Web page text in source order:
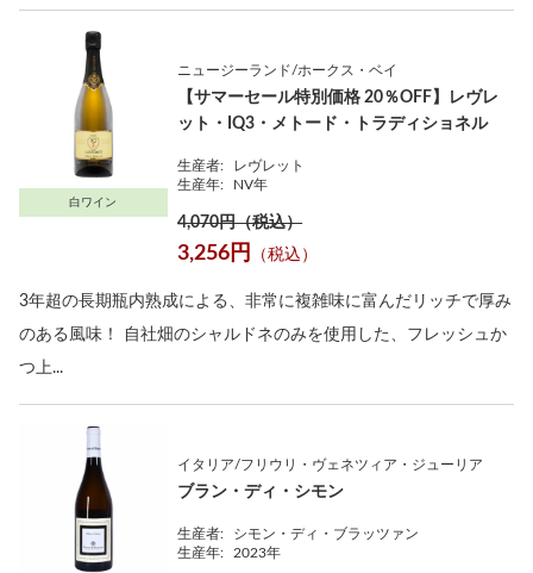
白ワイン
ニュージーランド/ホークス・ベイ
【サマーセール特別価格 20％OFF】レヴレ
ット・IQ3・メトード・トラディショネル
生産者:
レヴレット
生産年:
NV年
4,070円（税込）
3,256円 （税込）
3年超の長期瓶内熟成による、非常に複雑味に富んだリッチで厚み
のある風味！ 自社畑のシャルドネのみを使用した、フレッシュか
つ上...
イタリア/フリウリ・ヴェネツィア・ジューリア
ブラン・ディ・シモン
生産者:
シモン・ディ・ブラッツァン
生産年:
2023年